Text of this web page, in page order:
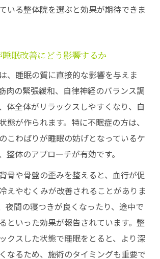
いる整体院を選ぶと効果が期待できま
眠改善にどう影響するか
、睡眠の質に直接的な影響を与えま
肉の緊張緩和、自律神経のバランス調
体全体がリラックスしやすくなり、自
態が作られます。特に不眠症の方は、
こわばりが睡眠の妨げとなっているケ
整体のアプローチが有効です。
骨や骨盤の歪みを整えると、血行が促
えやむくみが改善されることがありま
夜間の寝つきが良くなったり、途中で
といった効果が報告されています。整
クスした状態で睡眠をとると、より深
なるため、施術のタイミングも重要で